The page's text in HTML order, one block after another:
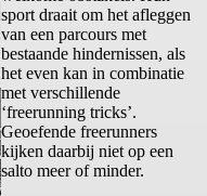
sport draait om het afleggen
van een parcours met
bestaande hindernissen, als
het even kan in combinatie
met verschillende
‘freerunning tricks’.
Geoefende freerunners
kijken daarbij niet op een
salto meer of minder.